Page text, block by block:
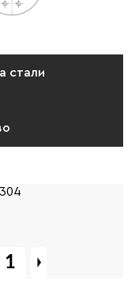
стали